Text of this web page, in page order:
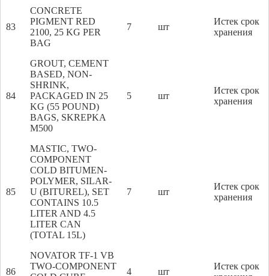
83
CONCRETE
PIGMENT RED
2100, 25 KG PER
BAG
7 шт
Истек срок
хранения
84
GROUT, CEMENT
BASED, NON-
SHRINK,
PACKAGED IN 25
KG (55 POUND)
BAGS, SKREPKA
M500
5 шт
Истек срок
хранения
85
MASTIC, TWO-
COMPONENT
COLD BITUMEN-
POLYMER, SILAR-
U (BITUREL), SET
CONTAINS 10.5
LITER AND 4.5
LITER CAN
(TOTAL 15L)
7 шт
Истек срок
хранения
86
NOVATOR TF-1 VB
TWO-COMPONENT
4 шт
Истек срок